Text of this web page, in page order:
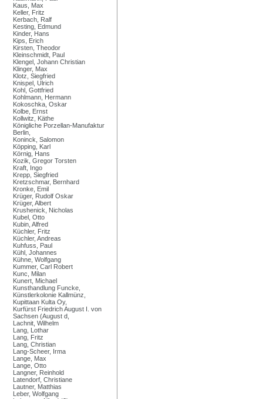
Kaus, Max
Keller, Fritz
Kerbach, Ralf
Kesting, Edmund
Kinder, Hans
Kips, Erich
Kirsten, Theodor
Kleinschmidt, Paul
Klengel, Johann Christian
Klinger, Max
Klotz, Siegfried
Knispel, Ulrich
Kohl, Gottfried
Kohlmann, Hermann
Kokoschka, Oskar
Kolbe, Ernst
Kollwitz, Käthe
Königliche Porzellan-Manufaktur
Berlin,
Koninck, Salomon
Köpping, Karl
Körnig, Hans
Kozik, Gregor Torsten
Kraft, Ingo
Krepp, Siegfried
Kretzschmar, Bernhard
Kronke, Emil
Krüger, Rudolf Oskar
Krüger, Albert
Krushenick, Nicholas
Kubel, Otto
Kubin, Alfred
Küchler, Fritz
Küchler, Andreas
Kuhfuss, Paul
Kühl, Johannes
Kühne, Wolfgang
Kummer, Carl Robert
Kunc, Milan
Kunert, Michael
Kunsthandlung Funcke,
Künstlerkolonie Kallmünz,
Kupittaan Kulta Oy,
Kurfürst Friedrich August I. von
Sachsen (August d,
Lachnit, Wilhelm
Lang, Lothar
Lang, Fritz
Lang, Christian
Lang-Scheer, Irma
Lange, Max
Lange, Otto
Langner, Reinhold
Latendorf, Christiane
Lautner, Matthias
Leber, Wolfgang